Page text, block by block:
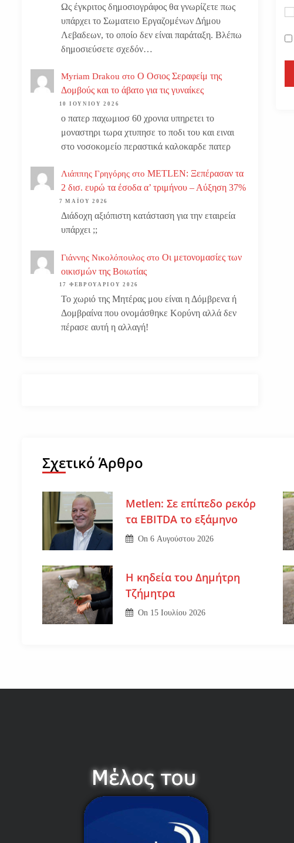
Ως έγκριτος δημοσιογράφος θα γνωρίζετε πως
υπάρχει το Σωματειο Εργαζομένων Δήμου
Λεβαδεων, το οποίο δεν είναι παράταξη. Βλέπω
δημοσιεύσετε σχεδόν…
Myriam Drakou στο Ο Οσιος Σεραφείμ της
Δομβούς και το άβατο για τις γυναίκες
10 ΙΟΥΝΊΟΥ 2026
ο πατερ παχωμιοσ 60 χρονια υπηρετει το
μοναστηρι τωρα χτυπησε το ποδι του και ειναι
στο νοσοκομείο περαστικά καλοκαρδε πατερ
Λιάππης Γρηγόρης στο METLEN: Ξεπέρασαν τα
2 δισ. ευρώ τα έσοδα α’ τριμήνου – Αύξηση 37%
7 ΜΑΪ́ΟΥ 2026
Διάδοχη αξιόπιστη κατάσταση για την εταιρεία
υπάρχει ;;
Γιάννης Νικολόπουλος στο Οι μετονομασίες των
οικισμών της Βοιωτίας
17 ΦΕΒΡΟΥΑΡΊΟΥ 2026
Το χωριό της Μητέρας μου είναι η Δόμβρενα ή
Δομβραίνα που ονομάσθηκε Κορύνη αλλά δεν
πέρασε αυτή η αλλαγή!
Σχετικό Άρθρο
Metlen: Σε επίπεδο ρεκόρ
τα EBITDA το εξάμηνο
On6 Αυγούστου 2026
Η κηδεία του Δημήτρη
Τζήμητρα
On 15 Ιουλίου 2026